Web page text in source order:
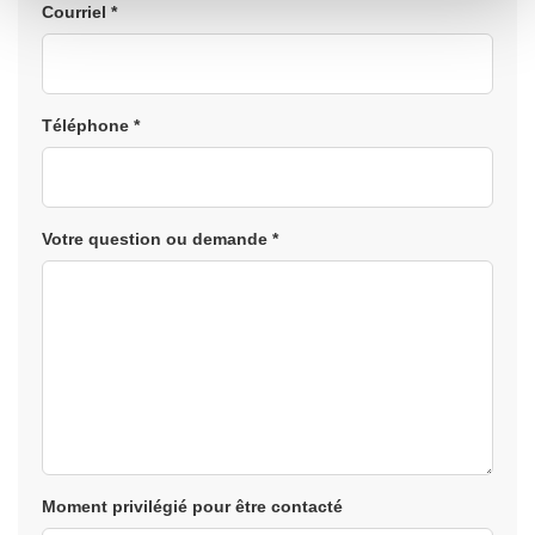
Courriel *
Téléphone *
Votre question ou demande *
Moment privilégié pour être contacté